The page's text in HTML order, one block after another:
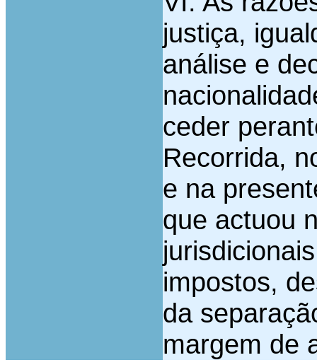
justiça,
análise e
ceder
Recorrida,
e na
que actuou
impostos,
da
margem de